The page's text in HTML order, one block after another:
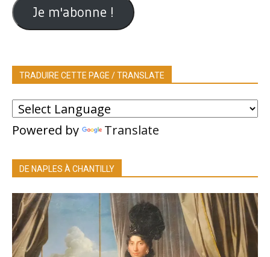
Je m'abonne !
TRADUIRE CETTE PAGE / TRANSLATE
Powered by Translate
DE NAPLES À CHANTILLY